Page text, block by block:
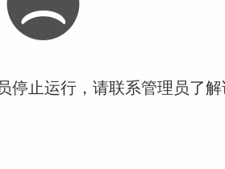
停止运行，请联系管理员了